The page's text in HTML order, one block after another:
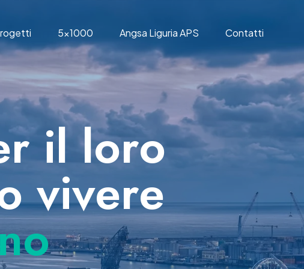
5×1000 Angsa Liguria APS Contatti
il loro
vivere